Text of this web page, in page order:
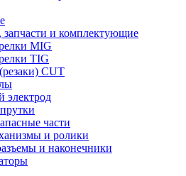
и комплектующие
MIG
TIG
CUT
электрод
части
и ролики
и наконечники